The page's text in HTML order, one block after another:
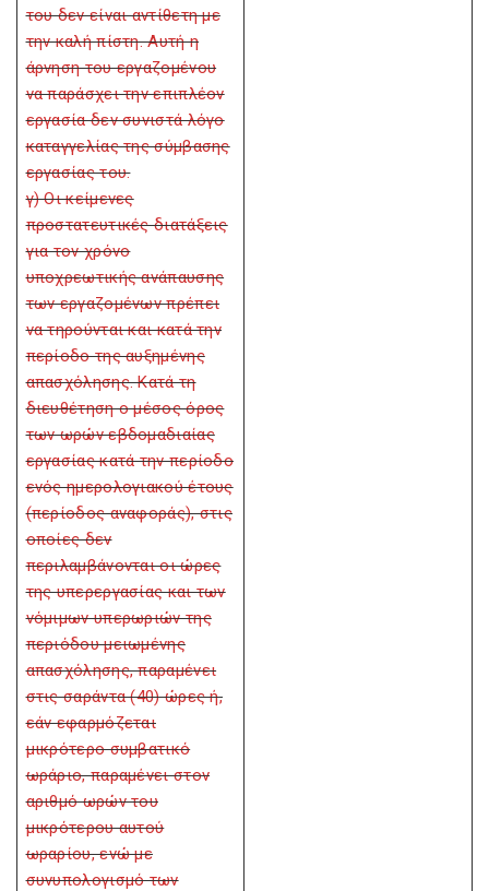
του δεν είναι αντίθετη με
την καλή πίστη. Αυτή η
άρνηση του εργαζομένου
να παράσχει την επιπλέον
εργασία δεν συνιστά λόγο
καταγγελίας της σύμβασης
εργασίας του.
γ) Οι κείμενες
προστατευτικές διατάξεις
για τον χρόνο
υποχρεωτικής ανάπαυσης
των εργαζομένων πρέπει
να τηρούνται και κατά την
περίοδο της αυξημένης
απασχόλησης. Κατά τη
διευθέτηση ο μέσος όρος
των ωρών εβδομαδιαίας
εργασίας κατά την περίοδο
ενός ημερολογιακού έτους
(περίοδος αναφοράς), στις
οποίες δεν
περιλαμβάνονται οι ώρες
της υπερεργασίας και των
νόμιμων υπερωριών της
περιόδου μειωμένης
απασχόλησης, παραμένει
στις σαράντα (40) ώρες ή,
εάν εφαρμόζεται
μικρότερο συμβατικό
ωράριο, παραμένει στον
αριθμό ωρών του
μικρότερου αυτού
ωραρίου, ενώ με
συνυπολογισμό των